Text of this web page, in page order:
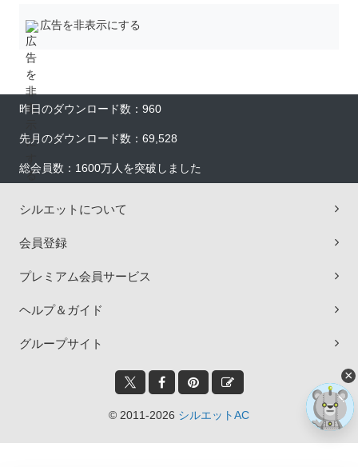
広告を非表示にする
昨日のダウンロード数：960
先月のダウンロード数：69,528
総会員数：1600万人を突破しました
シルエットについて
会員登録
プレミアム会員サービス
ヘルプ＆ガイド
グループサイト
© 2011-2026 シルエットAC
×